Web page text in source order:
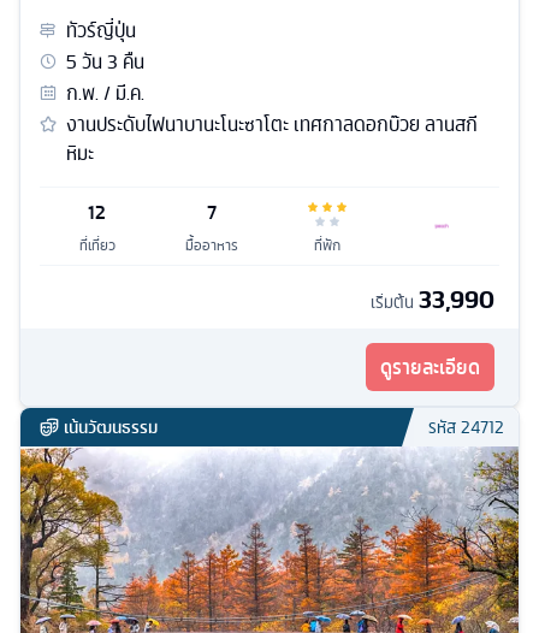
ทัวร์ญี่ปุ่น
5วัน3 คืน
ก.พ. / มี.ค.
งานประดับไฟนาบานะโนะซาโตะ เทศกาลดอกบ๊วย ลานสกี
หิมะ
12
ที่เที่ยว
7
มื้ออาหาร ที่พัก
เริ่มต้น 33,990
ดูรายละเอียด
เน้นวัฒนธรรม รหัส24712